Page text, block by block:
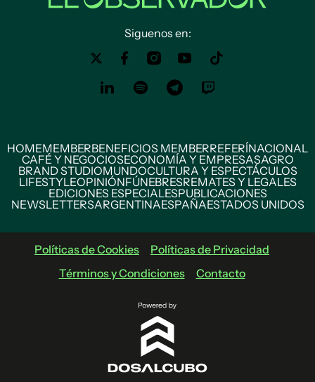
Siguenos en:
HOMEMEMBERBENEFICIOS MEMBERREFERÍNACIONAL
CAFÉ Y NEGOCIOSECONOMÍA Y EMPRESASAGRO
BRAND STUDIOMUNDOCULTURA Y ESPECTÁCULOS
LIFESTYLEOPINIÓNFÚNEBRESREMATES Y LEGALES
EDICIONES ESPECIALESPUBLICACIONES
NEWSLETTERSARGENTINAESPAÑAESTADOS UNIDOS
Políticas de Cookies
Políticas de Privacidad
Términos y Condiciones
Contacto